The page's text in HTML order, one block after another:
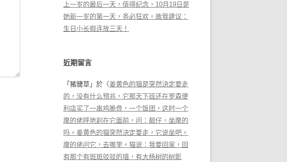
上一岁的最后一天，值得纪念，10月19日是
她新一岁的第一天，务必狂欢。故我建议：
生日小长假连放三天！
近期留言
「 豬籠草 」於〈姜黄色的猫是突然決定要走
的，没有什么预兆，它那天下班还在罗森便
利店买了一串鸡脆骨，一个饭团，这时一个
摩的佬呼地刹在它面前，问：靓仔，坐摩的
吗。姜黄色的猫突然決定要走，它说坐吧。
摩的佬问它，去哪里。猫说：我要回家，回
有那个有斑斑驳驳的墙，有大杨树的树影